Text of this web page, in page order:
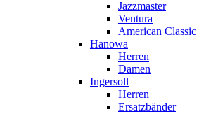
Jazzmaster
Ventura
American Classic
Hanowa
Herren
Damen
Ingersoll
Herren
Ersatzbänder